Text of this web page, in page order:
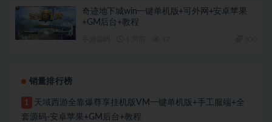
奇迹地下城win一键单机版+可外网+安卓苹果
+GM后台+教程
销量排行榜
1
天域西游全靠爆尊享挂机版VM一键单机版+手工服端+全
套源码-安卓苹果+GM后台+教程